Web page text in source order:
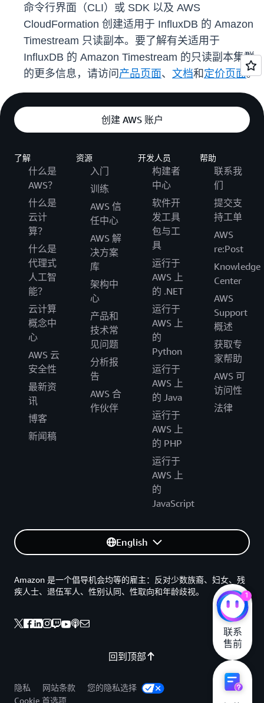
命令行界面（CLI）或 SDK 以及 AWS
CloudFormation 创建适用于 InfluxDB 的 Amazon
Timestream 只读副本。要了解有关适用于
InfluxDB 的 Amazon Timestream 的只读副本集群
的更多信息，请访问 产品页面、 文档和 定价页面。
创建 AWS 账户
了解
什么是
AWS？
什么是
云计
算？
什么是
代理式
人工智
能？
云计算
概念中
心
AWS 云
安全性
最新资
讯
博客
新闻稿
资源
入门
训练
AWS 信
任中心
AWS 解
决方案
库
架构中
心
产品和
技术常
见问题
分析报
告
AWS 合
作伙伴
开发人员
构建者
中心
软件开
发工具
包与工
具
运行于
AWS 上
的 .NET
运行于
AWS 上
的
Python
运行于
AWS 上
的 Java
运行于
AWS 上
的 PHP
运行于
AWS 上
的
JavaScript
帮助
联系我
们
提交支
持工单
AWS
re:Post
Knowledge
Center
AWS
Support
概述
获取专
家帮助
AWS 可
访问性
法律
English
回到顶部
Amazon 是一个倡导机会均等的雇主：反对少数族裔、妇女、残
疾人士、退伍军人、性别认同、性取向和年龄歧视。
隐私 网站条款
您的隐私选择
Cookie 首选项
1
联系
售前